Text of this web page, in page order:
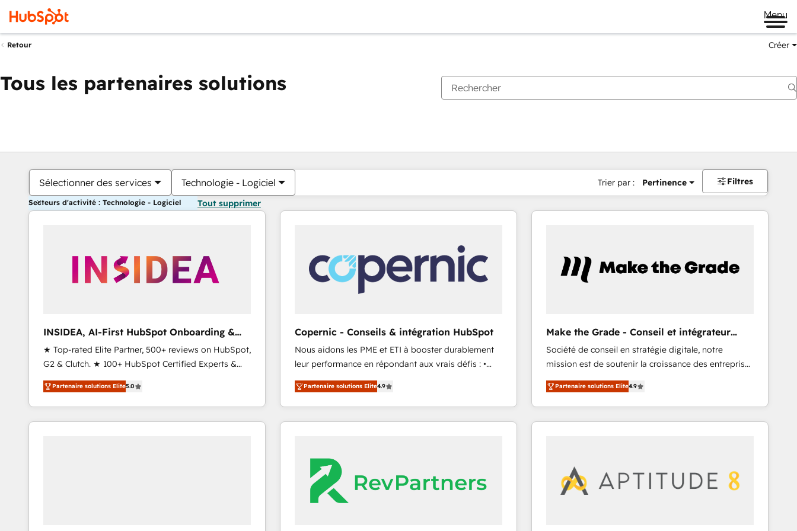
Menu
Retour Créer
Tous les partenaires solutions
Sélectionner des services Technologie - Logiciel Trier par : Pertinence Filtres
Secteurs d'activité : Technologie - Logiciel Tout supprimer
INSIDEA, AI-First HubSpot Onboarding &
RevOps
★ Top-rated Elite Partner, 500+ reviews on HubSpot,
G2 & Clutch. ★ 100+ HubSpot Certified Experts &
Trainers across the team ★ 1,500+ implementations
across five continents ★ AI-First, RevOps-led,
Onboarding obsessed ★ Company of the Year
2024/25 INSIDEA helps growing companies turn
Partenaire solutions Elite5.0
Copernic - Conseils & intégration HubSpot
Nous aidons les PME et ETI à booster durablement
leur performance en répondant aux vrais défis : •
Intégration de HubSpot avec d’autres outils (ERP,
téléphonie, etc.) • Alignement des équipes grâce à un
outil et des données partagées • Amélioration de la
collecte et de l’analyse des données pour des
consultants certifiés HubSpot aborde chaque projet
avec un engagement total, alignant processus
métiers et technologie, et guidant vos équipes à
travers le changement, tout en centrant vos objectifs
Partenaire solutions Elite4.9
Make the Grade - Conseil et intégrateur
HubSpot
Société de conseil en stratégie digitale, notre
mission est de soutenir la croissance des entreprises
B2B à travers l’acquisition de nouveaux clients,
l'intégration CRM et le développement des revenus
auprès de vos comptes existants. En France et à
l'international, nous travaillons avec des ETI
➤ L’intégration de CRM et de méthodologie RevOps
pour aligner les équipes marketing, commerciales et
Partenaire solutions Elite4.9
Vous êtes actuellement surPage
PagePagePagePagePagePagePagePagePage Page